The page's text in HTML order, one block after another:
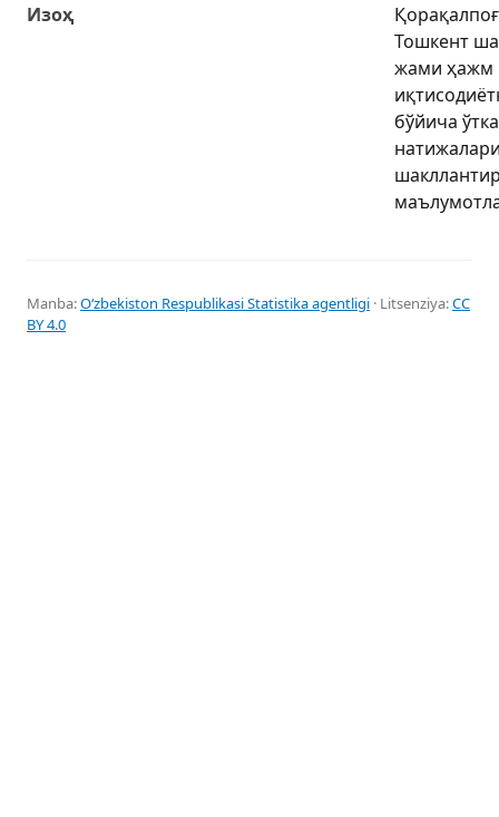
Изоҳ
Тошкент
жами ҳажм
бўйича
Manba:Oʻzbekiston Respublikasi Statistika agentligi · Litsenziya:CC
BY 4.0